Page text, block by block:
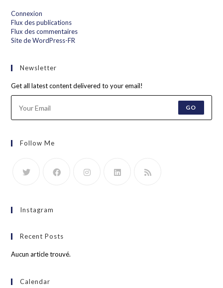
Connexion
Flux des publications
Flux des commentaires
Site de WordPress-FR
Newsletter
Get all latest content delivered to your email!
GO
Follow Me
Instagram
Recent Posts
Aucun article trouvé.
Calendar